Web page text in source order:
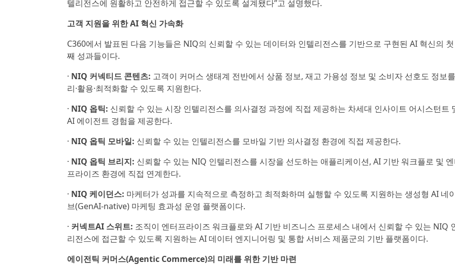
텔리전스에 원활하고 안전하게 접근할 수 있도록 설계됐다”고 설명했다.
고객 지원을 위한 AI 혁신 가속화
C360에서 발표된 다음 기능들은 NIQ의 신뢰할 수 있는 데이터와 인텔리전스를 기반으로 구현된 AI 혁신의
째 성과들이다.
· NIQ 커넥티드 콘텐츠: 고객이 커머스 생태계 전반에서 상품 정보, 재고 가용성 정보 및 소비자 선호도 정보
리·활용·최적화할 수 있도록 지원한다.
· NIQ 옵틱: 신뢰할 수 있는 시장 인텔리전스를 의사결정 과정에 직접 제공하는 차세대 인사이트 어시스턴트
AI 에이전트 경험을 제공한다.
· NIQ 옵틱 모바일: 신뢰할 수 있는 인텔리전스를 모바일 기반 의사결정 환경에 직접 제공한다.
· NIQ 옵틱 브리지: 신뢰할 수 있는 NIQ 인텔리전스를 시장을 선도하는 애플리케이션, AI 기반 워크플로 및
프라이즈 환경에 직접 연계한다.
· NIQ 케이던스: 마케터가 성과를 지속적으로 측정하고 최적화하며 실행할 수 있도록 지원하는 생성형 AI 네
브(GenAI-native) 마케팅 효과성 운영 플랫폼이다.
· 커넥트AI 스위트: 조직이 엔터프라이즈 워크플로와 AI 기반 비즈니스 프로세스 내에서 신뢰할 수 있는 NIQ
리전스에 접근할 수 있도록 지원하는 AI 데이터 엔지니어링 및 통합 서비스 제품군의 기반 플랫폼이다.
에이전틱 커머스(Agentic Commerce)의 미래를 위한 기반 마련